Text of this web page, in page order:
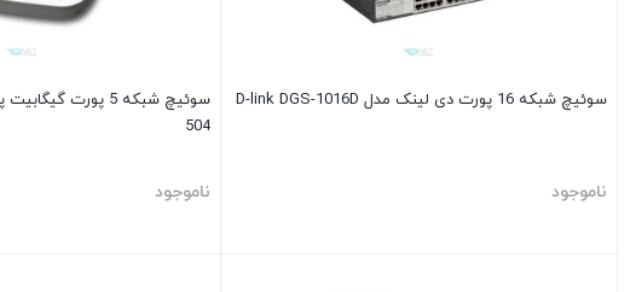
سوئیچ شبکه 16 پورت دی لینک مدل D-link DGS-1016D
ناموجود
504
ناموجود